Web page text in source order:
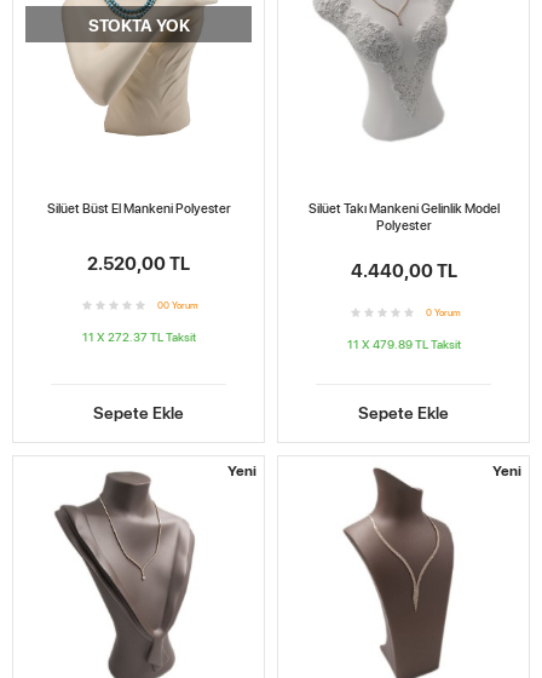
STOKTA YOK
Silüet Büst El Mankeni Polyester
2.520,00 TL
00 Yorum
11 X 272.37 TL Taksit
Sepete Ekle
Silüet Takı Mankeni Gelinlik Model
Polyester
4.440,00 TL
0 Yorum
11 X 479.89 TL Taksit
Sepete Ekle
Yeni Yeni